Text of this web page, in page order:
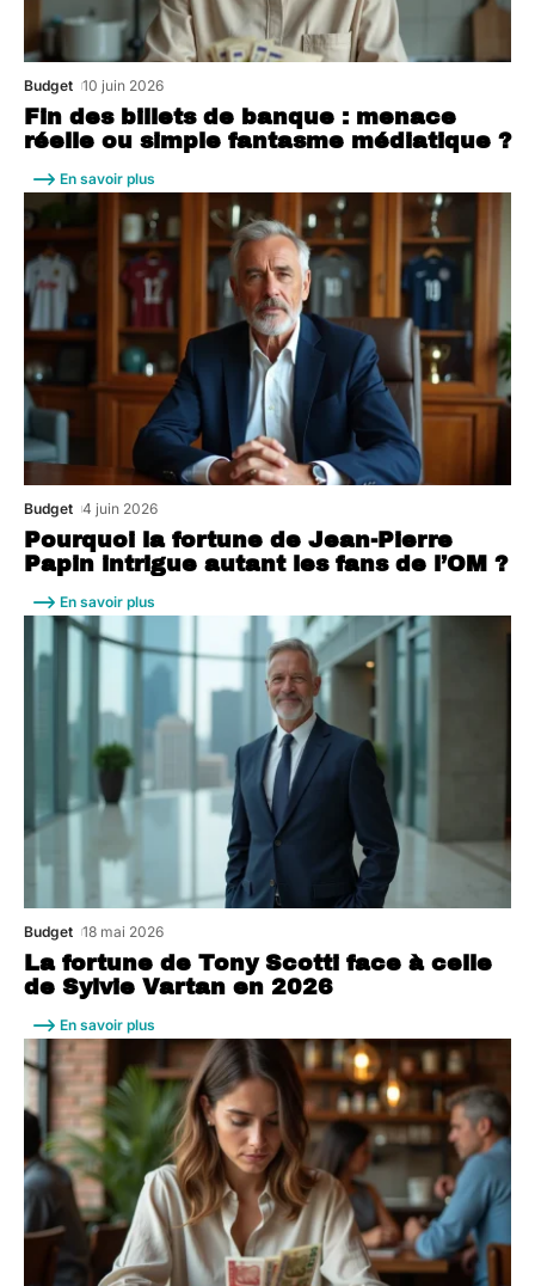
Fin des billets de banque : menace
réelle ou simple fantasme médiatique ?
Budget 10 juin 2026
En savoir plus
Pourquoi la fortune de Jean-Pierre
Papin intrigue autant les fans de l’OM ?
Budget 4 juin 2026
En savoir plus
La fortune de Tony Scotti face à celle
de Sylvie Vartan en 2026
Budget 18 mai 2026
En savoir plus